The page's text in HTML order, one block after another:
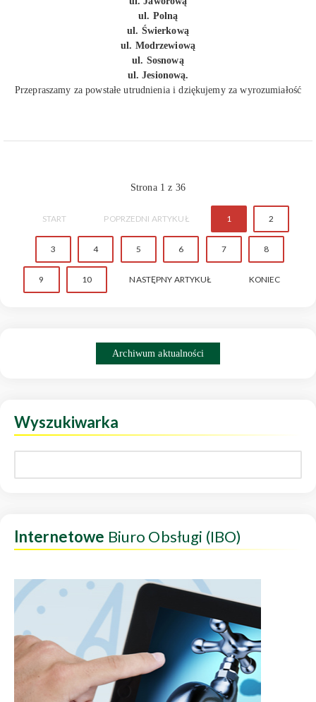
ul. Polną
ul. Świerkową
ul. Modrzewiową
ul. Sosnową
ul. Jesionową.
Przepraszamy za powstałe utrudnienia i dziękujemy za wyrozumiałość
Strona 1 z 36
START POPRZEDNI ARTYKUŁ 1 2
3 4 5 6 7 8
9 10 NASTĘPNY ARTYKUŁ KONIEC
Archiwum aktualności
Wyszukiwarka
Internetowe Biuro Obsługi (IBO)